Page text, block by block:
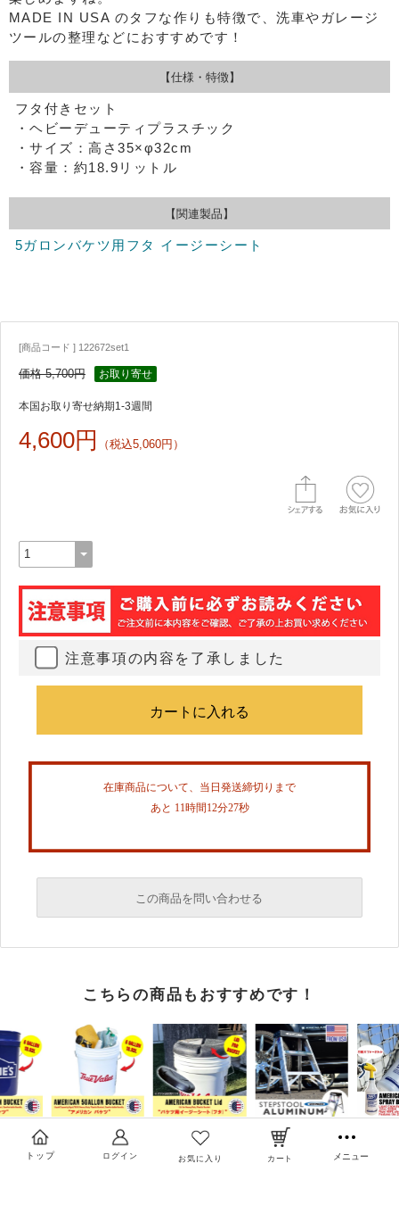
MADE IN USA のタフな作りも特徴で、洗車やガレージ
ツールの整理などにおすすめです！
【仕様・特徴】
フタ付きセット
・ヘビーデューティプラスチック
・サイズ：高さ35×φ32cm
・容量：約18.9リットル
【関連製品】
5ガロンバケツ用フタ イージーシート
[商品コード ] 122672set1
価格 5,700円 お取り寄せ
本国お取り寄せ納期1-3週間
4,600円 （税込5,060円）
注意事項の内容を了承しました
在庫商品について、当日発送締切りまで
あと 11時間12分27秒
この商品を問い合わせる
必須
こちらの商品もおすすめです！
トップ ログイン お気に入り カート メニュー